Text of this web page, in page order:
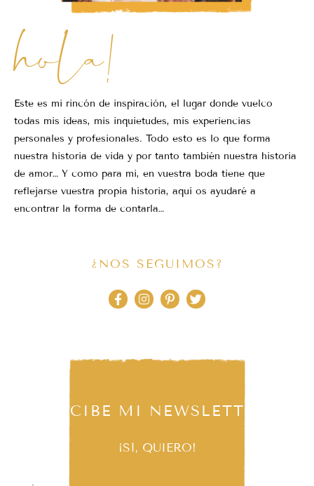
hola!
Este es mi rincón de inspiración, el lugar donde vuelco
todas mis ideas, mis inquietudes, mis experiencias
personales y profesionales. Todo esto es lo que forma
nuestra historia de vida y por tanto también nuestra historia
de amor… Y como para mi, en vuestra boda tiene que
reflejarse vuestra propia historia, aquí os ayudaré a
encontrar la forma de contarla…
¿NOS SEGUIMOS?
RECIBE MI NEWSLETTER
¡SÍ, QUIERO!